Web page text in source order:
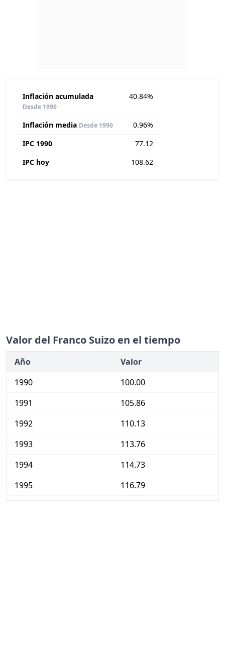
Inflación acumulada
Desde 1990
40.84%
Inflación media Desde 1990
0.96%
IPC 1990
77.12
IPC hoy
108.62
Valor del Franco Suizo en el tiempo
Año
Valor
1990
100.00
1991
105.86
1992
110.13
1993
113.76
1994
114.73
1995
116.79